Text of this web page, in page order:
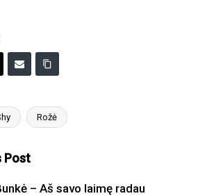
Rožė
Post
– Aš savo laimę radau